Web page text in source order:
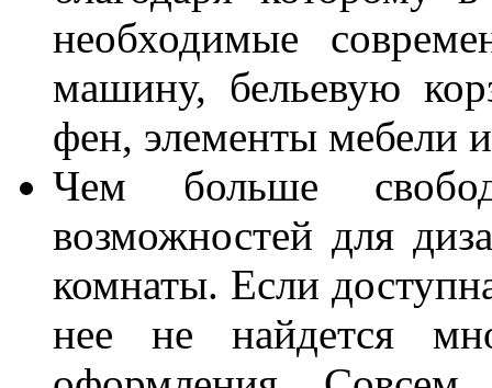
необходимые
машину, бельевую
фен, элементы мебели
Чем больше
возможностей для
комнаты. Если
нее не найдется